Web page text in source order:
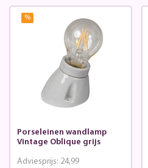
%
Porseleinen wandlamp
Vintage Oblique grijs
Adviesprijs: 24,99